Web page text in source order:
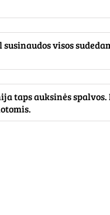
visos
taps auksinės